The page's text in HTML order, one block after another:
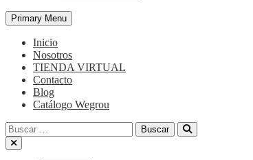
Primary Menu
Inicio
Nosotros
TIENDA VIRTUAL
Contacto
Blog
Catálogo Wegrou
Buscar: